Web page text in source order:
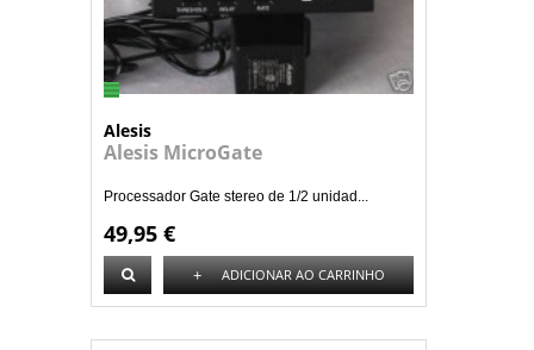
Alesis
Alesis MicroGate
Processador Gate stereo de 1/2 unidad...
49,95 €
+ ADICIONAR AO CARRINHO